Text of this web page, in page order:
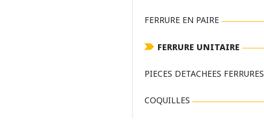
FERRURE EN PAIRE
FERRURE UNITAIRE
PIECES DETACHEES FERRURES
COQUILLES